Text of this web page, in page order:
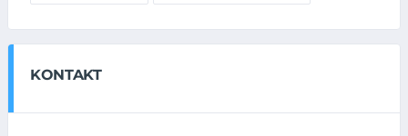
KONTAKT